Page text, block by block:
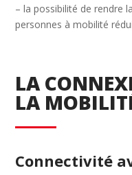
– la possibilité de rendre
personnes à mobilité
LA
LA
Connectivité